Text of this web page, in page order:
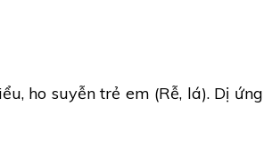
ho suyễn trẻ em (Rễ, lá). Dị ứng